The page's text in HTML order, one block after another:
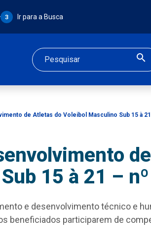
Alt + 3:
3 Ir para a Busca
de Atletas do Voleibol Masculino Sub 15 à
15 à 21 –
e desenvolvimento técnico e
beneficiados participarem de